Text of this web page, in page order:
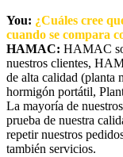
You: ¿Cuáles cree
cuando se compara
HAMAC: HAMAC
nuestros clientes,
de alta calidad (planta
hormigón portátil,
La mayoría de
prueba de nuestra
repetir nuestros
también servicios.